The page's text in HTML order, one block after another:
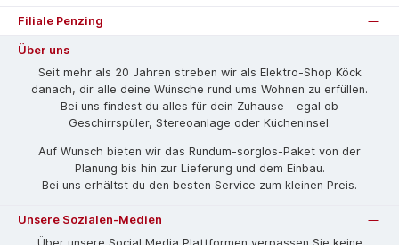
Filiale Penzing
Über uns
Seit mehr als 20 Jahren streben wir als Elektro-Shop Köck
danach, dir alle deine Wünsche rund ums Wohnen zu erfüllen.
Bei uns findest du alles für dein Zuhause - egal ob
Geschirrspüler, Stereoanlage oder Kücheninsel.
Auf Wunsch bieten wir das Rund­um-sorg­los-Pa­ket von der
Planung bis hin zur Lieferung und dem Einbau.
Bei uns erhältst du den besten Service zum kleinen Preis.
Unsere Sozialen-Medien